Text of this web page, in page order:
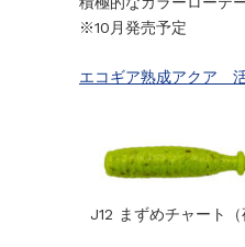
※10月発売予定
エコギア熟成アクア 活
J12 まずめチャート（